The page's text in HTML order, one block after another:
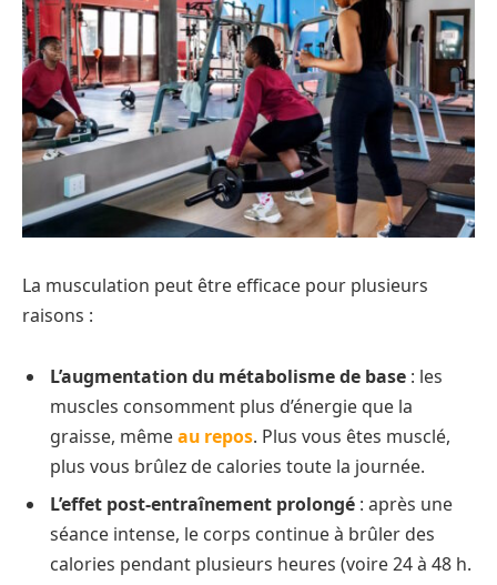
La musculation peut être efficace pour plusieurs
raisons :
L’augmentation du métabolisme de base : les
muscles consomment plus d’énergie que la
graisse, mêmeau repos. Plus vous êtes musclé,
plus vous brûlez de calories toute la journée.
L’effet post-entraînement prolongé : après une
séance intense, le corps continue à brûler des
calories pendant plusieurs heures (voire 24 à 48 h.